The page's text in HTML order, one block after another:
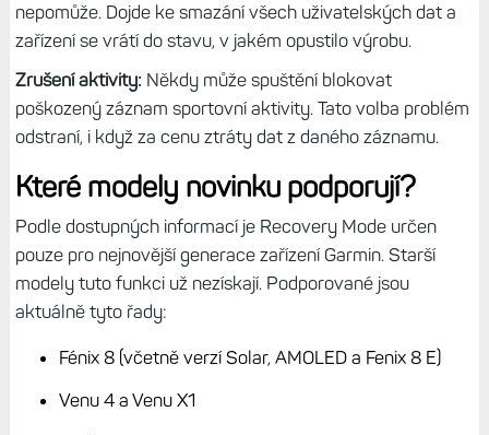
nepomůže. Dojde ke smazání všech uživatelských dat a
zařízení se vrátí do stavu, v jakém opustilo výrobu.
Zrušení aktivity: Někdy může spuštění blokovat
poškozený záznam sportovní aktivity. Tato volba problém
odstraní, i když za cenu ztráty dat z daného záznamu.